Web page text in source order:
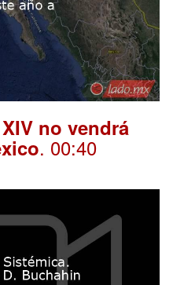
no vendrá
. 00:40